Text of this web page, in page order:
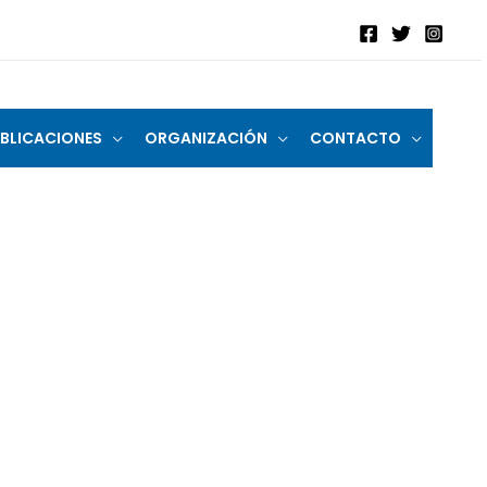
ORGANIZACIÓN CONTACTO